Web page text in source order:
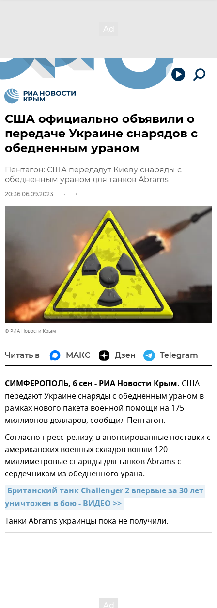
США официально объявили о
передаче Украине снарядов с
обедненным ураном
Пентагон: США передадут Киеву снаряды с
обедненным ураном для танков Abrams
20:36 06.09.2023
© РИА Новости Крым
Читать в МАКС Дзен Telegram
СИМФЕРОПОЛЬ, 6 сен - РИА Новости Крым. США
передают Украине снаряды с обедненным ураном в
рамках нового пакета военной помощи на 175
миллионов долларов, сообщил Пентагон.
Согласно пресс-релизу, в анонсированные поставки с
американских военных складов вошли 120-
миллиметровые снаряды для танков Abrams с
сердечником из обедненного урана.
Британский танк Challenger 2 впервые за 30 лет
уничтожен в бою - ВИДЕО >>
Танки Abrams украинцы пока не получили.